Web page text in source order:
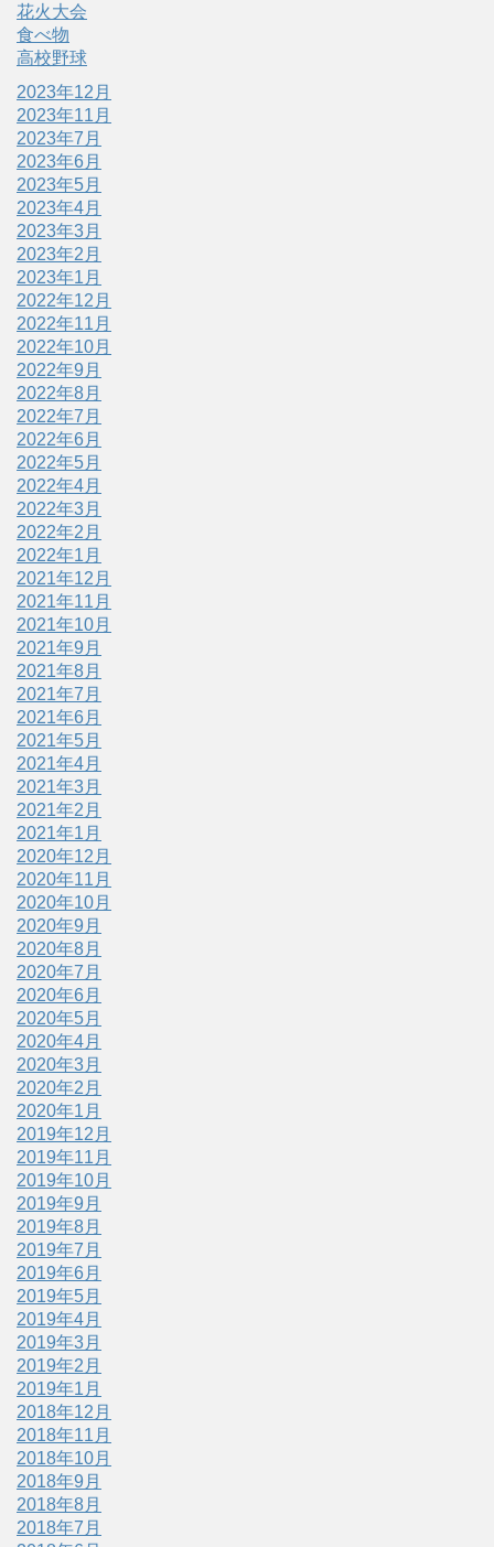
花火大会
食べ物
高校野球
2023年12月
2023年11月
2023年7月
2023年6月
2023年5月
2023年4月
2023年3月
2023年2月
2023年1月
2022年12月
2022年11月
2022年10月
2022年9月
2022年8月
2022年7月
2022年6月
2022年5月
2022年4月
2022年3月
2022年2月
2022年1月
2021年12月
2021年11月
2021年10月
2021年9月
2021年8月
2021年7月
2021年6月
2021年5月
2021年4月
2021年3月
2021年2月
2021年1月
2020年12月
2020年11月
2020年10月
2020年9月
2020年8月
2020年7月
2020年6月
2020年5月
2020年4月
2020年3月
2020年2月
2020年1月
2019年12月
2019年11月
2019年10月
2019年9月
2019年8月
2019年7月
2019年6月
2019年5月
2019年4月
2019年3月
2019年2月
2019年1月
2018年12月
2018年11月
2018年10月
2018年9月
2018年8月
2018年7月